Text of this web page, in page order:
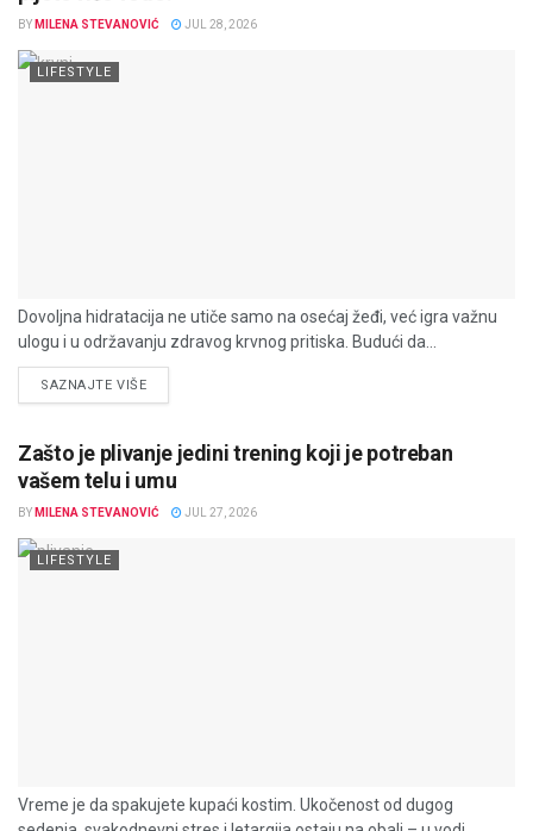
BY MILENA STEVANOVIĆ JUL 28, 2026
LIFESTYLE
Dovoljna hidratacija ne utiče samo na osećaj žeđi, već igra važnu
ulogu i u održavanju zdravog krvnog pritiska. Budući da...
SAZNAJTE VIŠEDETAILS
Zašto je plivanje jedini trening koji je potreban
vašem telu i umu
BY MILENA STEVANOVIĆ JUL 27, 2026
LIFESTYLE
Vreme je da spakujete kupaći kostim. Ukočenost od dugog